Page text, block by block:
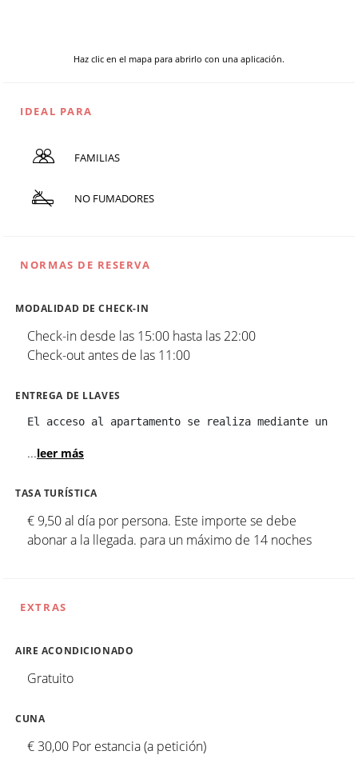
Haz clic en el mapa para abrirlo con una aplicación.
IDEAL PARA
FAMILIAS
NO FUMADORES
NORMAS DE RESERVA
MODALIDAD DE CHECK-IN
Check-in desde las 15:00 hasta las 22:00
Check-out antes de las 11:00
ENTREGA DE LLAVES
El acceso al apartamento se realiza mediante un
...leer más
TASA TURÍSTICA
€ 9,50 al día por persona. Este importe se debe
abonar a la llegada. para un máximo de 14 noches
EXTRAS
AIRE ACONDICIONADO
Gratuito
CUNA
€ 30,00 Por estancia (a petición)